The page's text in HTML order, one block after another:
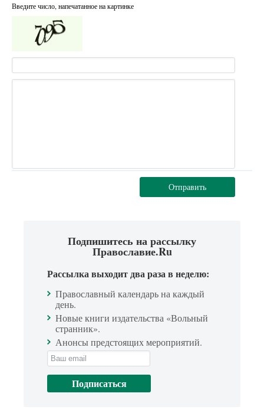
Введите число, напечатанное на картинке
Отправить
Подпишитесь на рассылку
Православие.Ru
Рассылка выходит два раза в неделю:
Православный календарь на каждый
день.
Новые книги издательства «Вольный
странник».
Анонсы предстоящих мероприятий.